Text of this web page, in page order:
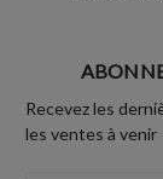
Recevez les
les ventes à venir